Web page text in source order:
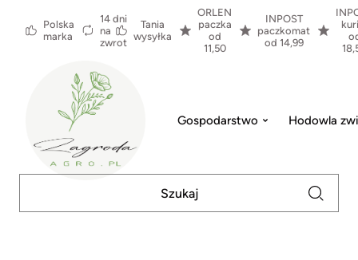
Polska
marka
14 dni
na
zwrot
Tania
wysyłka
ORLEN
paczka
od
11,50
INPOST
paczkomat
od 14,99
Gospodarstwo Hodowla